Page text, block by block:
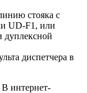
стояка с
UD-F1, или
дуплексной
диспетчера в
интернет-